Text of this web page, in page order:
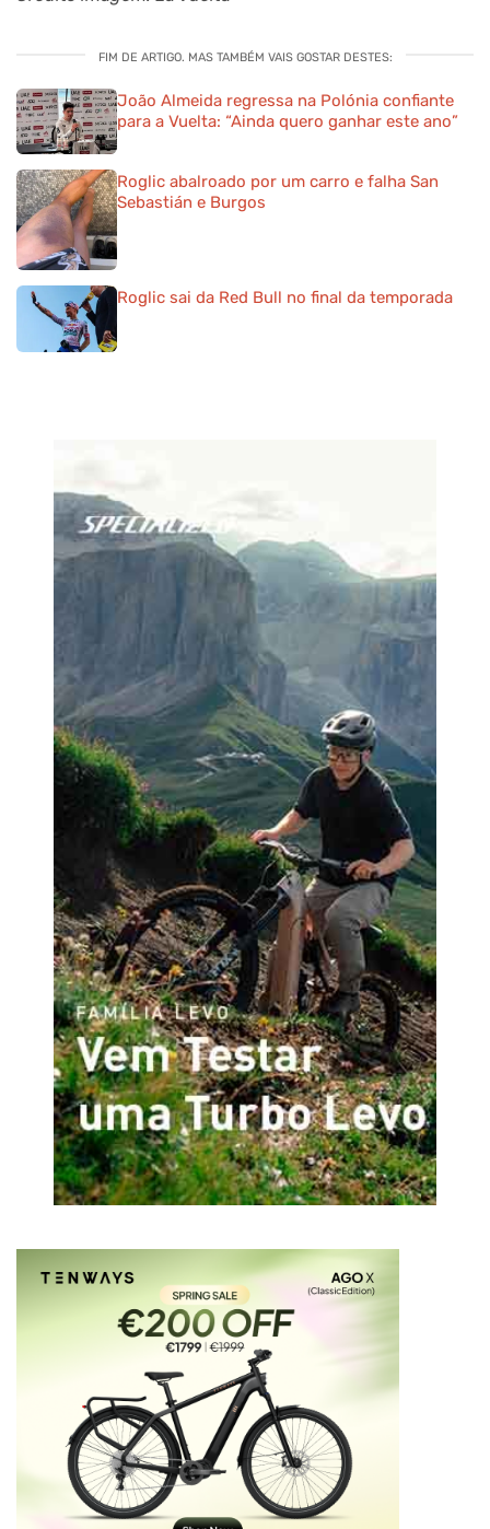
FIM DE ARTIGO. MAS TAMBÉM VAIS GOSTAR DESTES:
João Almeida regressa na Polónia confiante
para a Vuelta: “Ainda quero ganhar este ano”
Roglic abalroado por um carro e falha San
Sebastián e Burgos
Roglic sai da Red Bull no final da temporada